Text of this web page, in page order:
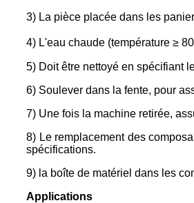
3) La pièce placée dans les
4) L'eau chaude (température ≥
5) Doit être nettoyé en spécifiant
6) Soulever dans la fente, pour
7) Une fois la machine retirée,
8) Le remplacement des
spécifications.
9) la boîte de matériel dans les
Applications